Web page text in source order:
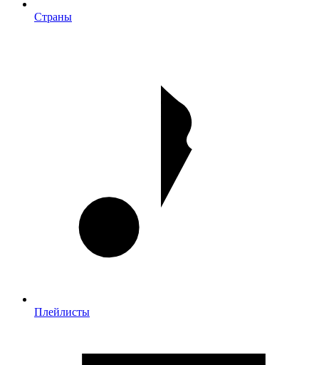
Страны
Плейлисты